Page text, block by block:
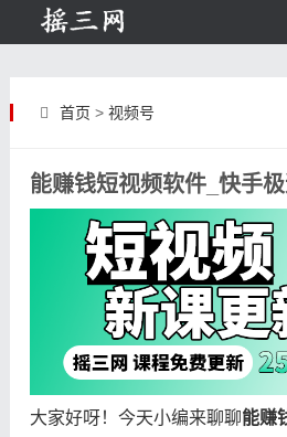
首页 > 视频号
能赚钱短视频软件_快手极
大家好呀！今天小编来聊聊​能赚